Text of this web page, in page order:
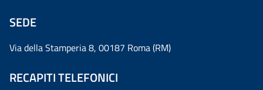
SEDE
Via della Stamperia 8, 00187 Roma (RM)
RECAPITI TELEFONICI